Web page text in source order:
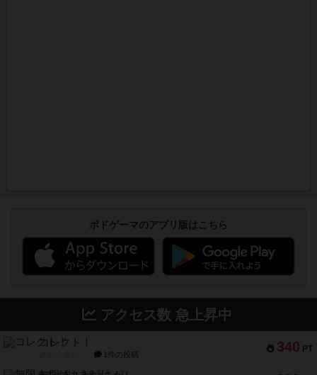
ボドゲーマのアプリ版はこちら
アクセス数 急上昇中
340 PT
コレクト！
1件の投稿